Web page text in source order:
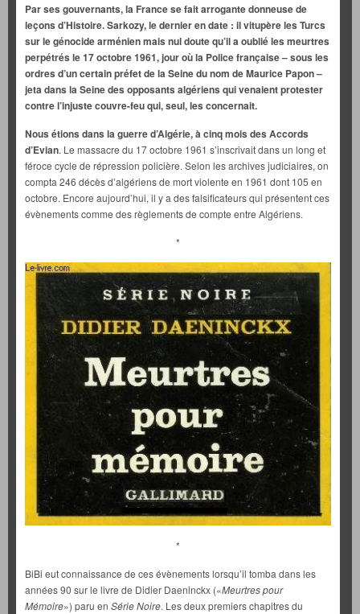
Par ses gouvernants, la France se fait arrogante donneuse de
leçons d’Histoire. Sarkozy, le dernier en date : il vitupère les Turcs
sur le génocide arménien mais nul doute qu’il a oublié les meurtres
perpétrés le 17 octobre 1961, jour où la Police française – sous les
ordres d’un certain préfet de la Seine du nom de Maurice Papon –
jeta dans la Seine des opposants algériens qui venaient protester
contre l’injuste couvre-feu qui, seul, les concernait.
Nous étions dans la guerre d’Algérie, à cinq mois des Accords
d’Evian. Le massacre du 17 octobre 1961 s’inscrivait dans un long et
féroce cycle de répression policière. Selon les archives judiciaires, on
compta 246 décès d’algériens de mort violente en 1961 dont 105 en
octobre. Encore aujourd’hui, il y a des falsificateurs qui présentent ces
évènements comme des règlements de compte entre Algériens.
*
*
BiBi eut connaissance de ces évènements lorsqu’il tomba dans les
années 90 sur le livre de Didier Daeninckx («Meurtres pour
Mémoire») paru en Série Noire. Les deux premiers chapitres du